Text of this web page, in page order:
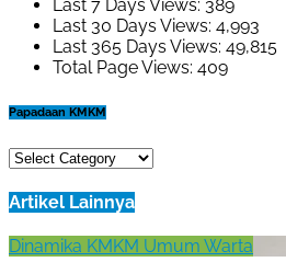
Last 7 Days Views: 389
Last 30 Days Views: 4,993
Last 365 Days Views: 49,815
Total Page Views: 409
Papadaan KMKM
Papadaan
Artikel Lainnya
Dinamika KMKM Umum Warta